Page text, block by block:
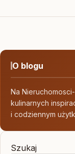
O blogu
Na
kulinarnych
i codziennym
Szukaj